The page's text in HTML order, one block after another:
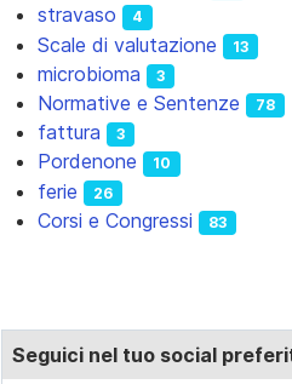
stravaso 4
Scale di valutazione 13
microbioma 3
Normative e Sentenze 78
fattura 3
Pordenone 10
ferie 26
Corsi e Congressi 83
Seguici nel tuo social